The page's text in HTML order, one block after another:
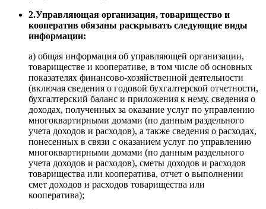
2.Управляющая организация, товарищество и
кооператив обязаны раскрывать следующие виды
информации:
а) общая информация об управляющей организации,
товариществе и кооперативе, в том числе об основных
показателях финансово-хозяйственной деятельности
(включая сведения о годовой бухгалтерской отчетности,
бухгалтерский баланс и приложения к нему, сведения о
доходах, полученных за оказание услуг по управлению
многоквартирными домами (по данным раздельного
учета доходов и расходов), а также сведения о расходах,
понесенных в связи с оказанием услуг по управлению
многоквартирными домами (по данным раздельного
учета доходов и расходов), сметы доходов и расходов
товарищества или кооператива, отчет о выполнении
смет доходов и расходов товарищества или
кооператива);